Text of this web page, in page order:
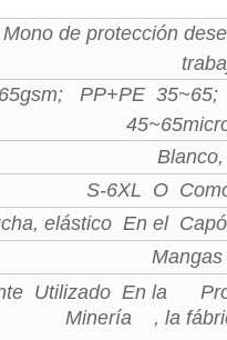
de protección
PP+PE
S-6XL O
elástico En el
Utilizado En la
Minería , la